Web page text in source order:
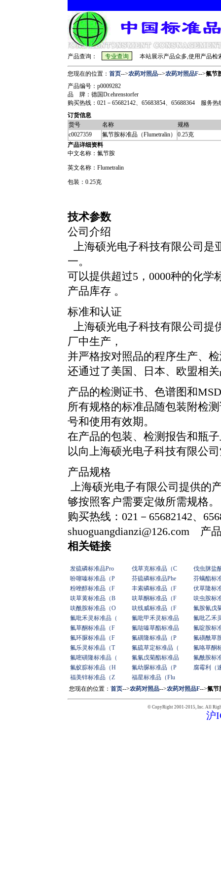
产品查询： 本站展示产品众多,使用产品检
您现在的位置： 首页-->农药对照品-->农药对照品F-->氟节
产品编号：p0009282
品 牌：德国Dr.ehrenstorfer
购买热线：021－65682142、65683854、65688364 服务热
订货信息
货号
名称
规格
c0027359
氟节胺标准品（Flumetralin）
0.25克
产品详细资料
中文名称：氟节胺
英文名称：Flumetralin
包装：0.25克
技术参数
公司介绍
上海硕光电子科技有限公司是
一。
可以提供超过5，0000种的化学
产品库存 。
标准和认证
上海硕光电子科技有限公司提
厂中生产，
并严格按对照品的程序生产、
还通过了美国、日本、欧盟相
产品的检测证书、色谱图和
所有规格的标准品随包装附检
号和使用有效期。
在产品的包装、检测报告和瓶
以向上海硕光电子科技有限公
产品规格
上海硕光电子有限公司提供的
够按照客户需要定做所需规格。
购买热线：021－65682142、
shuoguangdianzi@126.com 产
相关链接
发硫磷标准品Pro 伐草克标准品（C
伐虫脒盐
吩噻嗪标准品（P
芬硫磷标准品Phe
芬螨酯标
粉唑醇标准品（F
丰索磷标准品（F
伏草隆标
呋草黄标准品（B
呋草酮标准品（F
呋虫胺标
呋酰胺标准品（O
呋线威标准品（F
氟胺氰戊
氟吡禾灵标准品（
氟吡甲禾灵标准品
氟吡乙禾
氟草酮标准品（F
氟哒嗪草酯标准品
氟啶胺标
氟环脲标准品（F
氟磺隆标准品（P
氟磺酰草
氟乐灵标准品（T
氟硫草定标准品（
氟咯草酮
氟嘧磺隆标准品（
氟氰戊菊酯标准品
氟酰胺标
氟蚁腙标准品（H
氟幼脲标准品（P
腐霉利（
福美锌标准品（Z
福星标准品（Flu
您现在的位置： 首页-->农药对照品-->农药对照品F-->氟节
© CopyRight 2001-2015, Inc. All
沪